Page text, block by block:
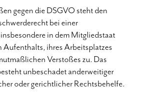
gegen die DSGVO steht den
bei einer
in dem Mitgliedstaat
Aufenthalts, ihres Arbeitsplatzes
Verstoßes zu. Das
unbeschadet anderweitiger
oder gerichtlicher Rechtsbehelfe.